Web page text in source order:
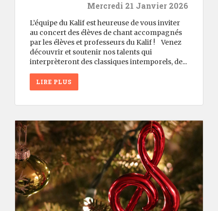
Mercredi 21 Janvier 2026
L’équipe du Kalif est heureuse de vous inviter
au concert des élèves de chant accompagnés
par les élèves et professeurs du Kalif ! Venez
découvrir et soutenir nos talents qui
interprèteront des classiques intemporels, de...
LIRE PLUS